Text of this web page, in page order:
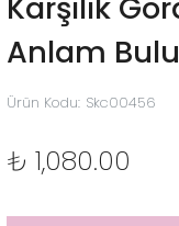
Karşılık
Anlam
Ürün Kodu: Skc00456
₺ 1,080.00